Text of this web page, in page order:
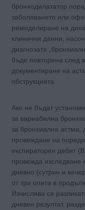
бронходилататор
заболяването или
ремоделиране на
клинични данни,
диагнозата
бъде повторена след
документиране на
обструкцията.
Ако не бъдат
за вариабилна
за бронхиална астма,
провеждане на
експираторен дебит
провежда
дневно (сутрин и
от три опита в
Изчислява се
дневен резултат,